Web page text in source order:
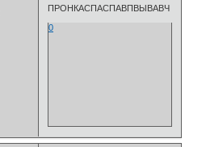
ПРОНКАСПАСПАВПВЫВАВЧ
0